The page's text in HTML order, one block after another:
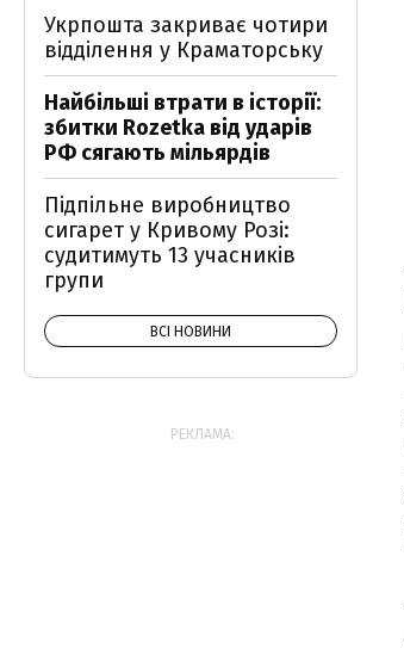
Укрпошта закриває чотири
відділення у Краматорську
Найбільші втрати в історії:
збитки Rozetka від ударів
РФ сягають мільярдів
Підпільне виробництво
сигарет у Кривому Розі:
судитимуть 13 учасників
групи
ВСІ НОВИНИ
РЕКЛАМА: